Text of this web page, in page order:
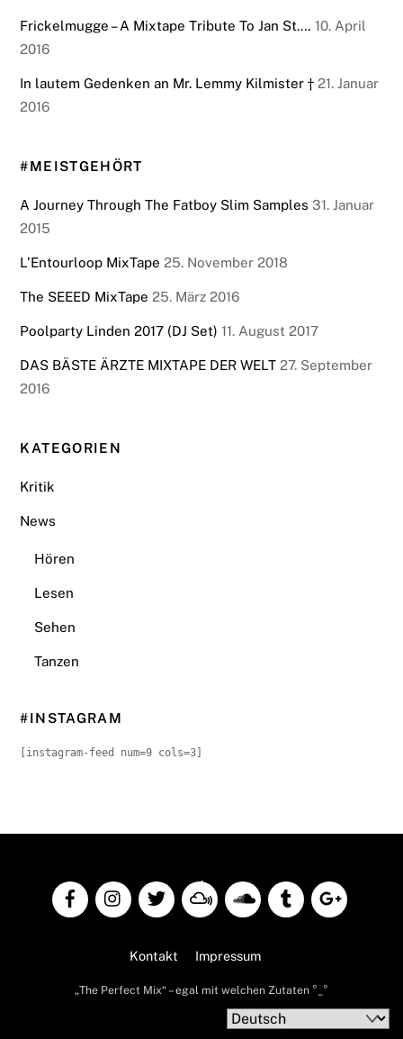
Frickelmugge – A Mixtape Tribute To Jan St.… 10. April
2016
In lautem Gedenken an Mr. Lemmy Kilmister † 21. Januar
2016
#MEISTGEHÖRT
A Journey Through The Fatboy Slim Samples 31. Januar
2015
L’Entourloop MixTape 25. November 2018
The SEEED MixTape 25. März 2016
Poolparty Linden 2017 (DJ Set) 11. August 2017
DAS BÄSTE ÄRZTE MIXTAPE DER WELT 27. September
2016
KATEGORIEN
Kritik
News
Hören
Lesen
Sehen
Tanzen
#INSTAGRAM
[instagram-feed num=9 cols=3]
Back
To
Kontakt
Impressum
„The Perfect Mix“ – egal mit welchen Zutaten °_°